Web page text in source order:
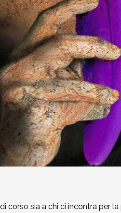
corso sia a chi ci incontra per